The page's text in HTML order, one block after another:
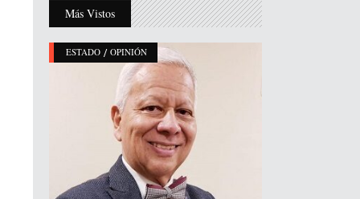
Más Vistos
ESTADO / OPINIÓN